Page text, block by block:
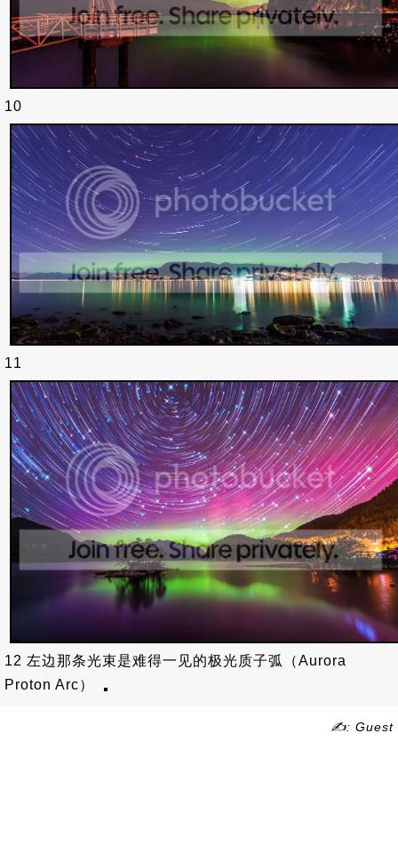
10
11
12 左边那条光束是难得一见的极光质子弧（Aurora
Proton Arc）
✍: Guest